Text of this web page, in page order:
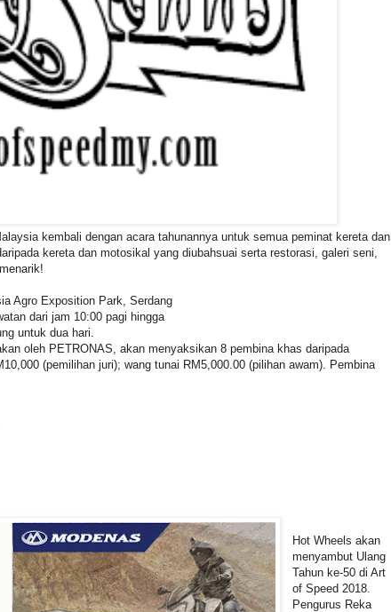
kembali dengan acara tahunannya untuk semua peminat kereta dan
kereta dan motosikal yang diubahsuai serta restorasi, galeri seni,
Agro Exposition Park, Serdang
dari jam 10:00 pagi hingga
untuk dua hari.
oleh PETRONAS, akan menyaksikan 8 pembina khas daripada
(pemilihan juri); wang tunai RM5,000.00 (pilihan awam). Pembina
Hot Wheels akan
menyambut Ulang
Tahun ke-50 di Art
of Speed 2018.
Pengurus Reka